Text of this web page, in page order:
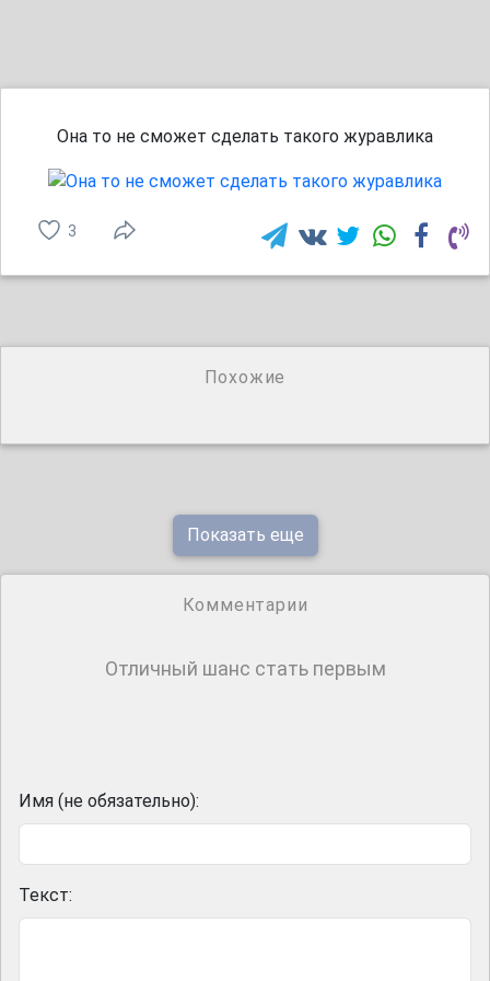
Она то не сможет сделать такого журавлика
3
Похожие
Показать еще
Комментарии
Отличный шанс стать первым
Имя (не обязательно):
Текст: